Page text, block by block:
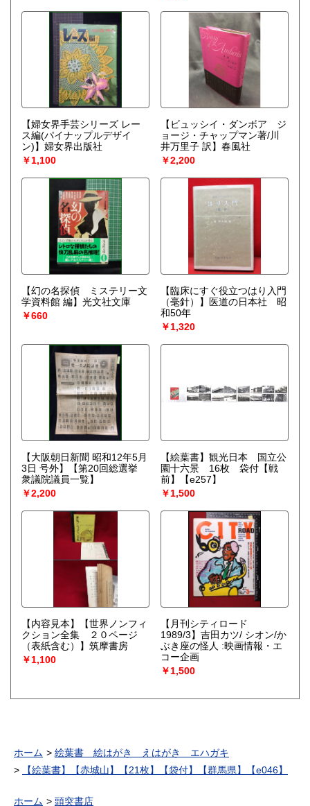
【婦女界手芸シリーズ レー
ス編(パイナップルデザイ
ン)】婦女界出版社
￥1,100
【ビュッシイ・ダンボア ジ
ョージ・チャップマン著/川
井万里子 訳】春風社
￥2,200
【幻の名探偵 ミステリー文
学資料館 編】光文社文庫
￥660
【臨床にすぐ役立つはり入門
（毫針）】医道の日本社 昭
和50年
￥1,320
【大阪朝日新聞 昭和12年5月
3日 号外】【第20回総選挙
衆議院議員一覧】
￥2,200
【絵葉書】観光日本 国立公
園十六景 16枚 袋付【戦
前】【e257】
￥1,500
【内容見本】【世界ノンフィ
クション全集 ２０ページ
（表紙含む）】筑摩書房
￥1,100
【月刊シティロード
1989/3】吉田カツ/ シオン/か
ぶき座の怪人 :映画情報・エ
コー企画
￥1,500
ホーム
絵葉書 絵はがき えはがき エハガキ
【絵葉書】【赤城山】【21枚】【袋付】【群馬県】【e046】
ホーム 頭突書店